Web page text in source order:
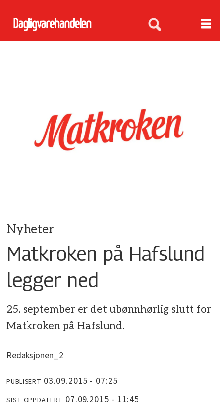
Nyheter
Matkroken på Hafslund
legger ned
25. september er det ubønnhørlig slutt for
Matkroken på Hafslund.
Redaksjonen_2
PUBLISERT 03.09.2015 - 07:25
SIST OPPDATERT 07.09.2015 - 11:45